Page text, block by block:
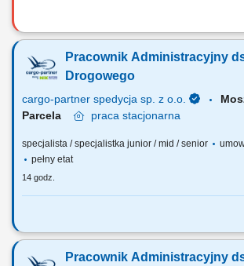
Zakres obowiązków: Zapewnienie sprawnej
procesów związanych z fakturowaniem i
służbowych. Przygotowywanie tłumaczeń
Pracownik Administracyjny ds. Frachtu
Drogowego
cargo-partner spedycja sp. z o.o.
Parcela
praca stacjonarna
specjalista / specjalistka junior / mid / senior
pełny etat
14 godz.
Do Twoich najważniejszych zadań na tym
sprawdzanie poprawności i archiwizowanie
Pracownik Administracyjny